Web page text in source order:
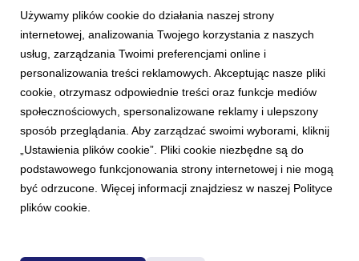
Używamy plików cookie do działania naszej strony
internetowej, analizowania Twojego korzystania z naszych
usług, zarządzania Twoimi preferencjami online i
personalizowania treści reklamowych. Akceptując nasze pliki
cookie, otrzymasz odpowiednie treści oraz funkcje mediów
społecznościowych, spersonalizowane reklamy i ulepszony
sposób przeglądania. Aby zarządzać swoimi wyborami, kliknij
„Ustawienia plików cookie”. Pliki cookie niezbędne są do
podstawowego funkcjonowania strony internetowej i nie mogą
być odrzucone. Więcej informacji znajdziesz w naszej Polityce
plików cookie.